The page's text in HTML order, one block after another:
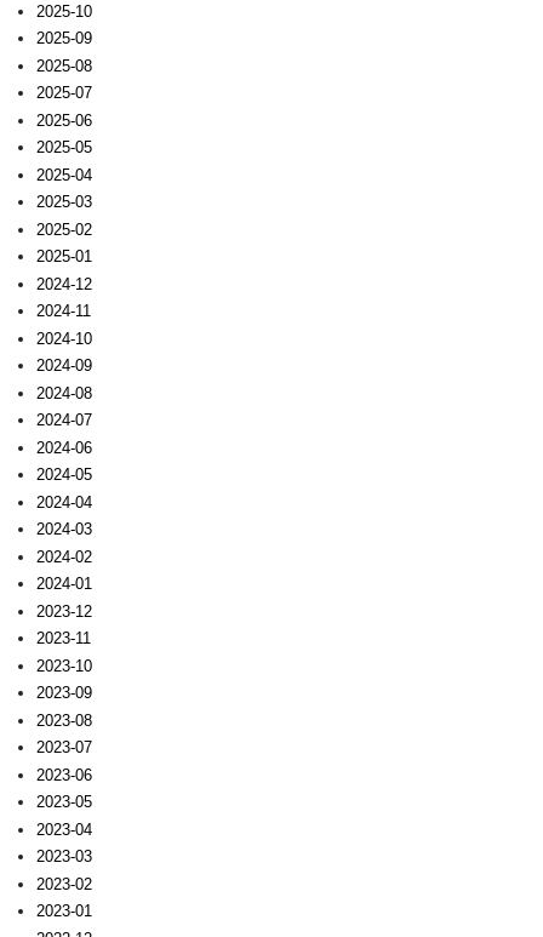
2025-10
2025-09
2025-08
2025-07
2025-06
2025-05
2025-04
2025-03
2025-02
2025-01
2024-12
2024-11
2024-10
2024-09
2024-08
2024-07
2024-06
2024-05
2024-04
2024-03
2024-02
2024-01
2023-12
2023-11
2023-10
2023-09
2023-08
2023-07
2023-06
2023-05
2023-04
2023-03
2023-02
2023-01